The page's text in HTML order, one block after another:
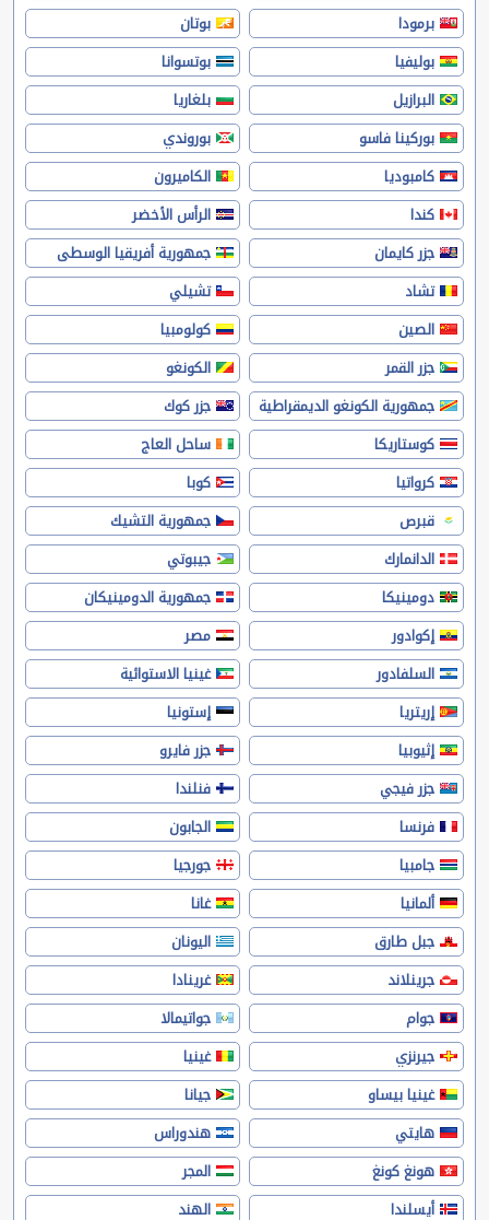
برمودا
بوتان
بوليفيا
بوتسوانا
البرازيل
بلغاريا
بوركينا فاسو
بوروندي
كامبوديا
الكاميرون
كندا
الرأس الأخضر
جزر كايمان
جمهورية أفريقيا الوسطى
تشاد
تشيلي
الصين
كولومبيا
جزر القمر
الكونغو
جمهورية الكونغو الديمقراطية
جزر كوك
كوستاريكا
ساحل العاج
كرواتيا
كوبا
قبرص
جمهورية التشيك
الدانمارك
جيبوتي
دومينيكا
جمهورية الدومينيكان
إكوادور
مصر
السلفادور
غينيا الاستوائية
إريتريا
إستونيا
إثيوبيا
جزر فايرو
جزر فيجي
فنلندا
فرنسا
الجابون
جامبيا
جورجيا
ألمانيا
غانا
جبل طارق
اليونان
جرينلاند
غرينادا
جوام
جواتيمالا
جيرنزي
غينيا
غينيا بيساو
جيانا
هايتي
هندوراس
هونغ كونغ
المجر
أيسلندا
الهند